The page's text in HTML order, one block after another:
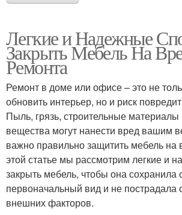
Легкие и Надежные
Закрыть Мебель На
Ремонта
Ремонт в доме или офисе – это не
обновить интерьер, но и риск
Пыль, грязь, строительные материалы
вещества могут нанести вред вашим
важно правильно защитить мебель
этой статье мы рассмотрим легкие и
закрыть мебель, чтобы она сохранила
первоначальный вид и не пострадала
внешних факторов.